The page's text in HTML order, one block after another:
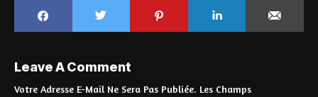
Leave A Comment
Votre Adresse E-Mail Ne Sera Pas Publiée. Les Champs